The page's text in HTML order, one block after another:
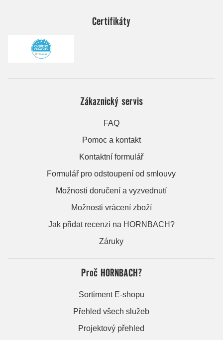
Certifikáty
Zákaznický servis
FAQ
Pomoc a kontakt
Kontaktní formulář
Formulář pro odstoupení od smlouvy
Možnosti doručení a vyzvednutí
Možnosti vrácení zboží
Jak přidat recenzi na HORNBACH?
Záruky
Proč HORNBACH?
Sortiment E-shopu
Přehled všech služeb
Projektový přehled